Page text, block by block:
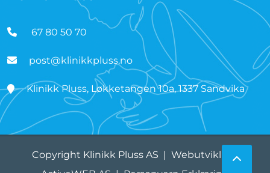
67 80 50 70
post@klinikkpluss.no
Klinikk Pluss, Løkketangen 10a, 1337 Sandvika
Copyright Klinikk Pluss AS | Webutvikling: